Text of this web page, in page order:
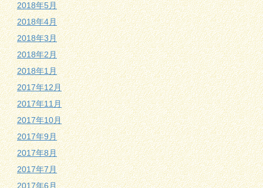
2018年5月
2018年4月
2018年3月
2018年2月
2018年1月
2017年12月
2017年11月
2017年10月
2017年9月
2017年8月
2017年7月
2017年6月